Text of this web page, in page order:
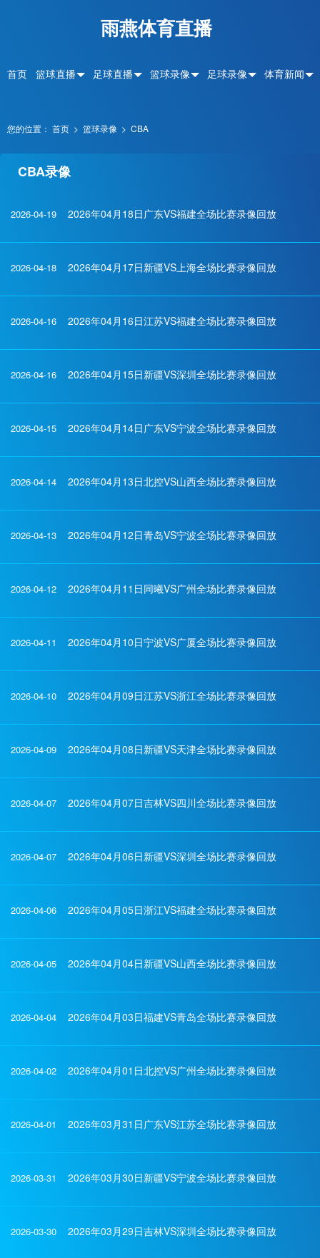
雨燕体育直播
首页 篮球直播 足球直播 篮球录像 足球录像 体育新闻
您的位置： 首页 > 篮球录像 > CBA
CBA录像
2026-04-19 2026年04月18日广东VS福建全场比赛录像回放
2026-04-18 2026年04月17日新疆VS上海全场比赛录像回放
2026-04-16 2026年04月16日江苏VS福建全场比赛录像回放
2026-04-16 2026年04月15日新疆VS深圳全场比赛录像回放
2026-04-15 2026年04月14日广东VS宁波全场比赛录像回放
2026-04-14 2026年04月13日北控VS山西全场比赛录像回放
2026-04-13 2026年04月12日青岛VS宁波全场比赛录像回放
2026-04-12 2026年04月11日同曦VS广州全场比赛录像回放
2026-04-11 2026年04月10日宁波VS广厦全场比赛录像回放
2026-04-10 2026年04月09日江苏VS浙江全场比赛录像回放
2026-04-09 2026年04月08日新疆VS天津全场比赛录像回放
2026-04-07 2026年04月07日吉林VS四川全场比赛录像回放
2026-04-07 2026年04月06日新疆VS深圳全场比赛录像回放
2026-04-06 2026年04月05日浙江VS福建全场比赛录像回放
2026-04-05 2026年04月04日新疆VS山西全场比赛录像回放
2026-04-04 2026年04月03日福建VS青岛全场比赛录像回放
2026-04-02 2026年04月01日北控VS广州全场比赛录像回放
2026-04-01 2026年03月31日广东VS江苏全场比赛录像回放
2026-03-31 2026年03月30日新疆VS宁波全场比赛录像回放
2026-03-30 2026年03月29日吉林VS深圳全场比赛录像回放